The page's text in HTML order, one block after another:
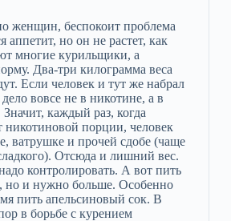
женщин, беспокоит проблема
аппетит, но он не растет, как
многие курильщики, а
Два-три килограмма веса
Если человек и тут же набрал
вовсе не в никотине, а в
каждый раз, когда
никотиновой порции, человек
ватрушке и прочей сдобе (чаще
Отсюда и лишний вес.
контролировать. А вот пить
но и нужно больше. Особенно
пить апельсиновый сок. В
в борьбе с курением